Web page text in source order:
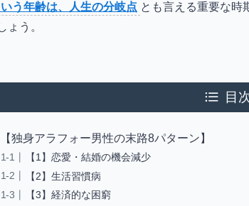
う年齢は、人生の分岐点 とも言える重要な時
ょう。
目
【独身アラフォー男性の末路8パターン】
【1】恋愛・結婚の機会減少
【2】生活習慣病
【3】経済的な困窮